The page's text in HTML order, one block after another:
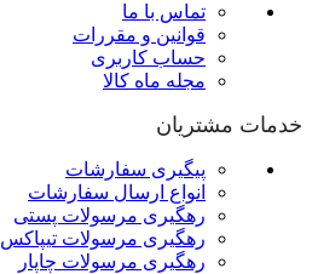
تماس با ما
قوانین و مقررات
حساب کاربری
مجله ماه کالا
خدمات مشتریان
پیگیری سفارشات
انواع ارسال سفارشات
رهگیری مرسولات پستی
رهگیری مرسولات تیپاکس
رهگیری مرسولات چاپار